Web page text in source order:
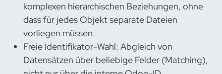
komplexen hierarchischen Beziehungen, ohne
dass für jedes Objekt separate Dateien
vorliegen müssen.
Freie Identifikator-Wahl: Abgleich von
Datensätzen über beliebige Felder (Matching),